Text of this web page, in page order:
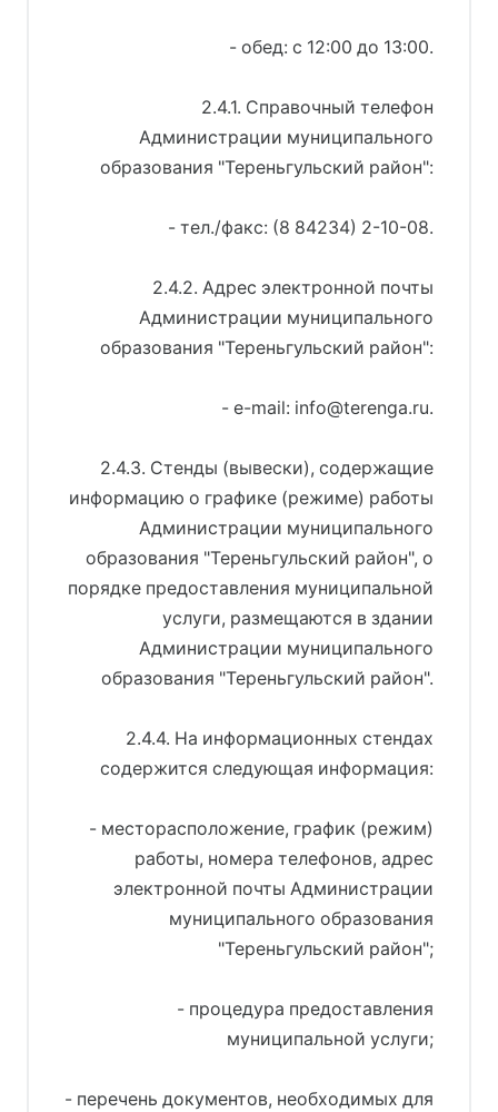
- обед: с 12:00 до 13:00.
2.4.1. Справочный телефон
Администрации муниципального
образования "Тереньгульский район":
- тел./факс: (8 84234) 2-10-08.
2.4.2. Адрес электронной почты
Администрации муниципального
образования "Тереньгульский район":
- e-mail: info@terenga.ru.
2.4.3. Стенды (вывески), содержащие
информацию о графике (режиме) работы
Администрации муниципального
образования "Тереньгульский район", о
порядке предоставления муниципальной
услуги, размещаются в здании
Администрации муниципального
образования "Тереньгульский район".
2.4.4. На информационных стендах
содержится следующая информация:
- месторасположение, график (режим)
работы, номера телефонов, адрес
электронной почты Администрации
муниципального образования
"Тереньгульский район";
- процедура предоставления
муниципальной услуги;
- перечень документов, необходимых для